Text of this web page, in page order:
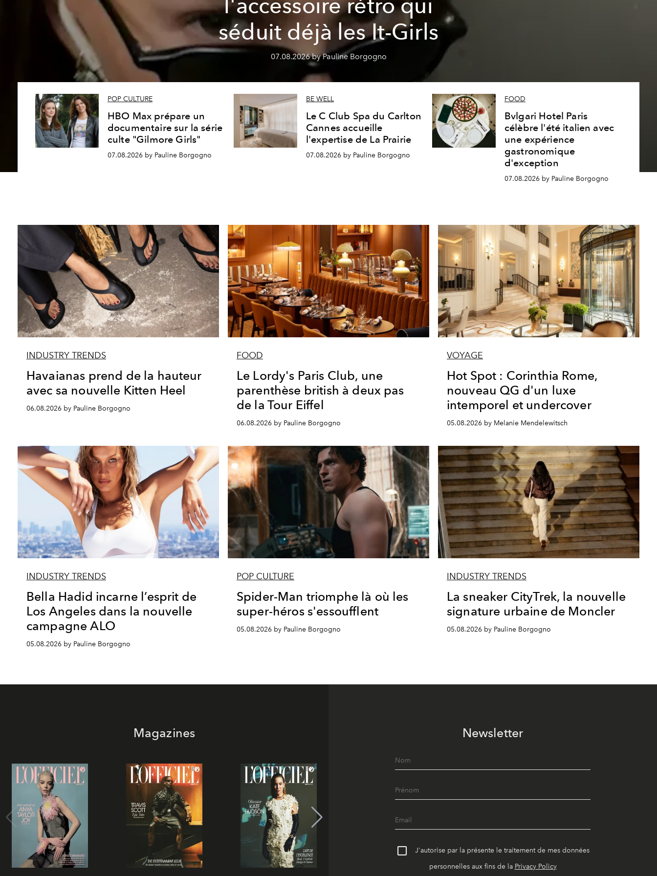
l'accessoire rétro qui
séduit déjà les It-Girls
07.08.2026 by Pauline Borgogno
POP CULTURE
HBO Max prépare un
documentaire sur la série
culte "Gilmore Girls"
07.08.2026 by Pauline Borgogno
BE WELL
Le C Club Spa du Carlton
Cannes accueille
l'expertise de La Prairie
07.08.2026 by Pauline Borgogno
FOOD
Bvlgari Hotel Paris
célèbre l'été italien avec
une expérience
gastronomique
d'exception
07.08.2026 by Pauline Borgogno
INDUSTRY TRENDS
Havaianas prend de la hauteur
avec sa nouvelle Kitten Heel
06.08.2026 by Pauline Borgogno
FOOD
Le Lordy's Paris Club, une
parenthèse british à deux pas
de la Tour Eiffel
06.08.2026 by Pauline Borgogno
VOYAGE
Hot Spot : Corinthia Rome,
nouveau QG d'un luxe
intemporel et undercover
05.08.2026 by Melanie Mendelewitsch
INDUSTRY TRENDS
Bella Hadid incarne l’esprit de
Los Angeles dans la nouvelle
campagne ALO
05.08.2026 by Pauline Borgogno
POP CULTURE
Spider-Man triomphe là où les
super-héros s'essoufflent
05.08.2026 by Pauline Borgogno
INDUSTRY TRENDS
La sneaker CityTrek, la nouvelle
signature urbaine de Moncler
05.08.2026 by Pauline Borgogno
Magazines Newsletter
J'autorise par la présente le traitement de mes données
personnelles aux fins de la Privacy Policy